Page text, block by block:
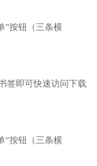
”按钮（三条横
签即可快速访问下载
”按钮（三条横